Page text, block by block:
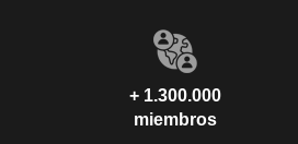
+ 1.300.000
miembros